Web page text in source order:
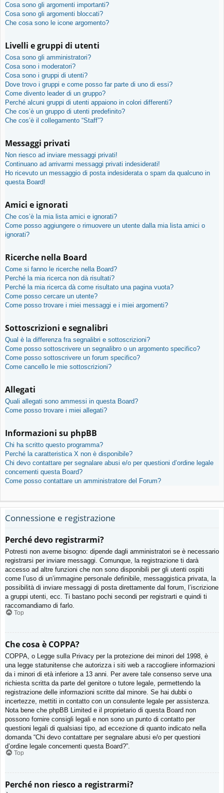
Cosa sono gli argomenti importanti?
Cosa sono gli argomenti bloccati?
Che cosa sono le icone argomento?
Livelli e gruppi di utenti
Cosa sono gli amministratori?
Cosa sono i moderatori?
Cosa sono i gruppi di utenti?
Dove trovo i gruppi e come posso far parte di uno di essi?
Come divento leader di un gruppo?
Perché alcuni gruppi di utenti appaiono in colori differenti?
Che cos’è un gruppo di utenti predefinito?
Che cos’è il collegamento “Staff”?
Messaggi privati
Non riesco ad inviare messaggi privati!
Continuano ad arrivarmi messaggi privati indesiderati!
Ho ricevuto un messaggio di posta indesiderata o spam da qualcuno in
questa Board!
Amici e ignorati
Che cos’è la mia lista amici e ignorati?
Come posso aggiungere o rimuovere un utente dalla mia lista amici o
ignorati?
Ricerche nella Board
Come si fanno le ricerche nella Board?
Perché la mia ricerca non dà risultati?
Perché la mia ricerca dà come risultato una pagina vuota?
Come posso cercare un utente?
Come posso trovare i miei messaggi e i miei argomenti?
Sottoscrizioni e segnalibri
Qual è la differenza fra segnalibri e sottoscrizioni?
Come posso sottoscrivere un segnalibro o un argomento specifico?
Come posso sottoscrivere un forum specifico?
Come cancello le mie sottoscrizioni?
Allegati
Quali allegati sono ammessi in questa Board?
Come posso trovare i miei allegati?
Informazioni su phpBB
Chi ha scritto questo programma?
Perché la caratteristica X non è disponibile?
Chi devo contattare per segnalare abusi e/o per questioni d’ordine legale
concernenti questa Board?
Come posso contattare un amministratore del Forum?
Connessione e registrazione
Perché devo registrarmi?
Potresti non averne bisogno: dipende dagli amministratori se è necessario
registrarsi per inviare messaggi. Comunque, la registrazione ti darà
accesso ad altre funzioni che non sono disponibili per gli utenti ospiti
come l’uso di un’immagine personale definibile, messaggistica privata, la
possibilità di inviare messaggi di posta direttamente dal forum, l’iscrizione
a gruppi utenti, ecc. Ti bastano pochi secondi per registrarti e quindi ti
raccomandiamo di farlo.
Top
Che cosa è COPPA?
COPPA, o Legge sulla Privacy per la protezione dei minori del 1998, è
una legge statunitense che autorizza i siti web a raccogliere informazioni
da i minori di età inferiore a 13 anni. Per avere tale consenso serve una
richiesta scritta da parte del genitore o tutore legale, permettendo la
registrazione delle informazioni scritte dal minore. Se hai dubbi o
incertezze, mettiti in contatto con un consulente legale per assistenza.
Nota bene che phpBB Limited e il proprietario di questa Board non
possono fornire consigli legali e non sono un punto di contatto per
questioni legali di qualsiasi tipo, ad eccezione di quanto indicato nella
domanda “Chi devo contattare per segnalare abusi e/o per questioni
d’ordine legale concernenti questa Board?”.
Top
Perché non riesco a registrarmi?